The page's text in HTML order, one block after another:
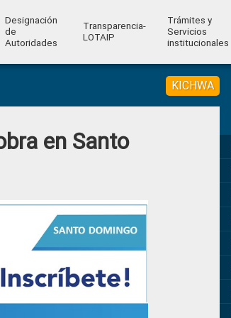
Designación
de
Autoridades
Transparencia-
LOTAIP
Trámites y
Servicios
institucionales
KICHWA
en Santo